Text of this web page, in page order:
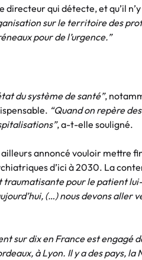
directeur qui détecte, et qu’il
sur le territoire des
pour de l’urgence.”
du système de santé”,
“Quand on repère
, a-t-elle souligné.
annoncé vouloir mettre
d’ici à 2030. La
traumatisante pour le patient
(…) nous devons aller
sur dix en France est engagé
à Lyon. Il y a des pays, la